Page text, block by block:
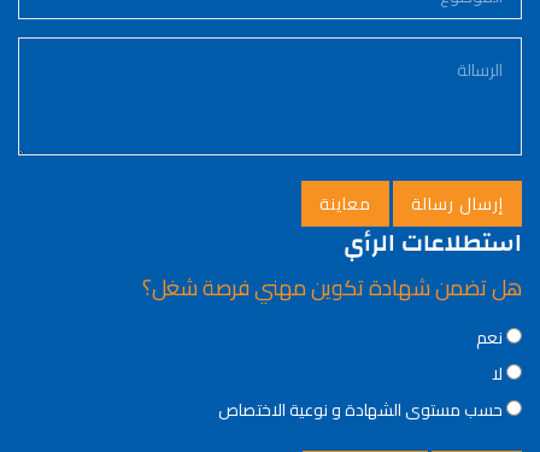
استطلاعات الرأي
هل تضمن شهادة تكوين مهني فرصة شغل؟
Choices
نعم
لا
حسب مستوى الشهادة و نوعية الاختصاص